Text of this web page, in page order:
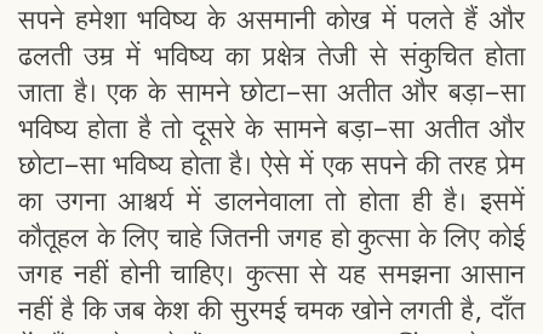
सपने हमेशा भविष्य के असमानी कोख में पलते हैं और
ढलती उम्र में भविष्य का प्रक्षेत्र तेजी से संकुचित होता
जाता है। एक के सामने छोटा-सा अतीत और बड़ा-सा
भविष्य होता है तो दूसरे के सामने बड़ा-सा अतीत और
छोटा-सा भविष्य होता है। ऐसे में एक सपने की तरह प्रेम
का उगना आश्चर्य में डालनेवाला तो होता ही है। इसमें
कौतूहल के लिए चाहे जितनी जगह हो कुत्सा के लिए कोई
जगह नहीं होनी चाहिए। कुत्सा से यह समझना आसान
नहीं है कि जब केश की सुरमई चमक खोने लगती है, दाँत